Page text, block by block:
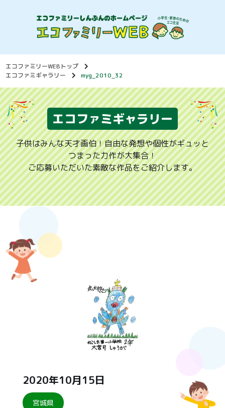
エコファミリーWEBトップ
エコファミギャラリー
myg_2010_32
エコファミギャラリー
子供はみんな天才画伯！自由な発想や個性がギュッと
つまった力作が大集合！
ご応募いただいた素敵な作品をご紹介します。
2020年10月15日
宮城県